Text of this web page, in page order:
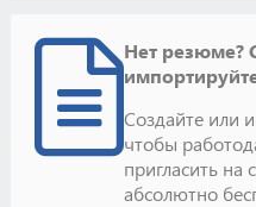
Нет резюме?
Создайте или
чтобы
пригласить на
абсолютно